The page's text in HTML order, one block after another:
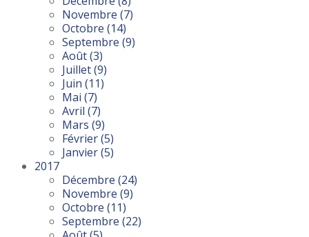
Novembre (7)
Octobre (14)
Septembre (9)
Août(3)
Juillet(9)
Juin (11)
Mai (7)
Avril (7)
Mars (9)
Février(5)
Janvier(5)
2017
Décembre (24)
Novembre (9)
Octobre (11)
Septembre (22)